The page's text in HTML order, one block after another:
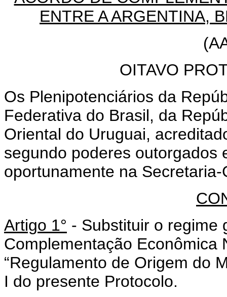
ENTRE A ARGENTINA,
OITAVO
Os Plenipotenciários da
Federativa do Brasil, da
Oriental do Uruguai,
segundo poderes outorgados
oportunamente na
Artigo 1° - Substituir o regime
Complementação Econômica
“Regulamento de Origem do
I do presente Protocolo.